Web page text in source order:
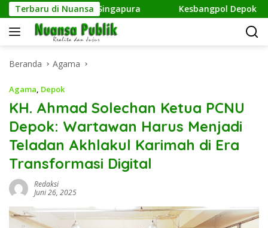
Langsung
ke
konten
Terbaru di Nuansa
dan Singapura Kesbangpol Depok Bagikan
Beranda Agama
Agama, Depok
KH. Ahmad Solechan Ketua PCNU
Depok: Wartawan Harus Menjadi
Teladan Akhlakul Karimah di Era
Transformasi Digital
Redaksi
Juni 26, 2025